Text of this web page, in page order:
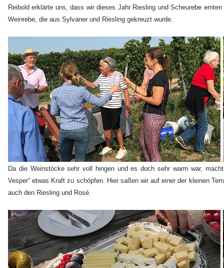
Reibold erklärte uns, dass wir dieses Jahr Riesling und Scheurebe
Weinrebe, die aus Sylvaner und Riesling gekreuzt wurde.
Da die Weinstöcke sehr voll hingen und es doch sehr warm war,
Vesper“ etwas Kraft zu schöpfen. Hier saßen wir auf einer der kleinen
auch den Riesling und Rosé.